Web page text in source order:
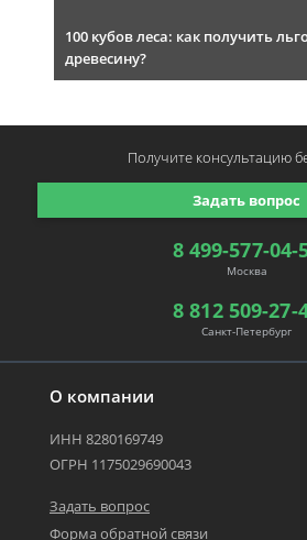
100 кубов леса: как получить
древесину?
О компании
ИНН 8280169749
ОГРН 1175029690043
Задать вопрос
Форма обратной связи
8 499-577-04-
Москва
8 812 509-27-
Санкт-Петербург
Задать вопрос
Получите консультацию